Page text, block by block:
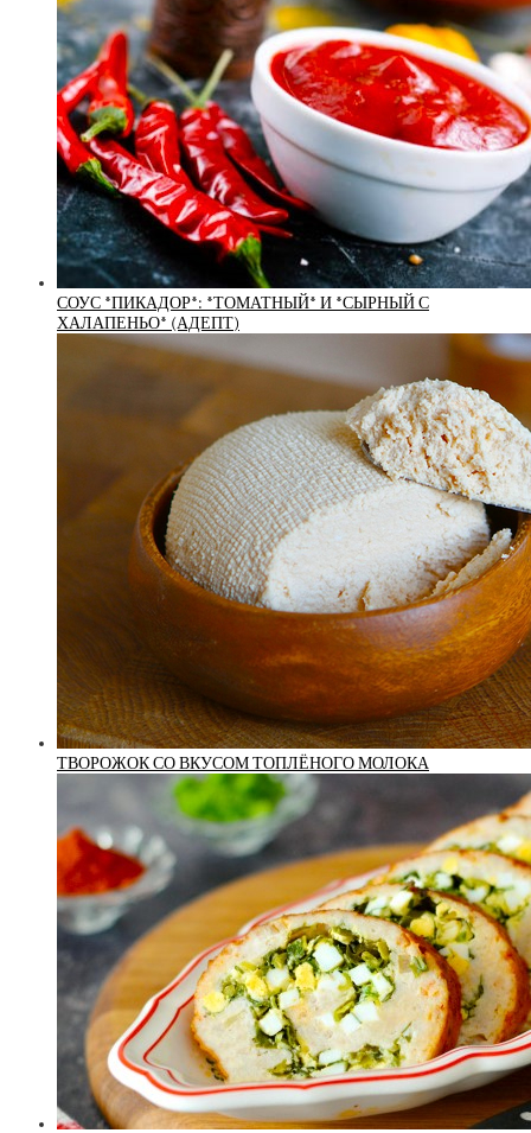
СОУС *ПИКАДОР*: *ТОМАТНЫЙ* И *СЫРНЫЙ С
ХАЛАПЕНЬО* (АДЕПТ)
ТВОРОЖОК СО ВКУСОМ ТОПЛЁНОГО МОЛОКА